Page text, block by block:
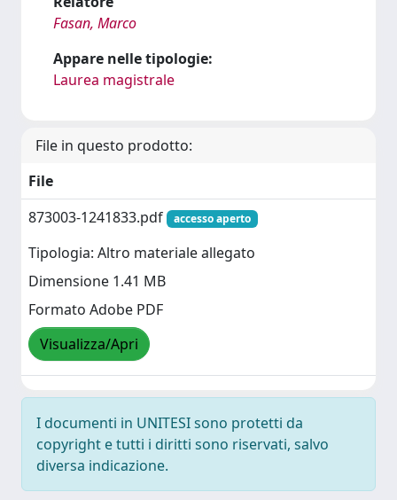
Fasan, Marco
Appare nelle tipologie:
Laurea magistrale
File in questo prodotto:
File
873003-1241833.pdf
accesso aperto
Tipologia: Altro materiale allegato
Dimensione 1.41 MB
Formato Adobe PDF
Visualizza/Apri
I documenti in UNITESI sono protetti da
copyright e tutti i diritti sono riservati, salvo
diversa indicazione.